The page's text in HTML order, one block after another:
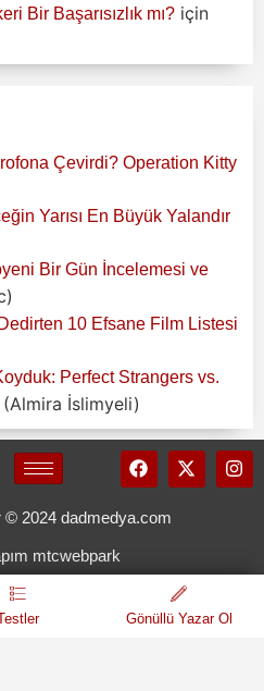
Bir Başarısızlık mı? için
Çevirdi? Operation Kitty
Yarısı En Büyük Yalandır
Bir Gün İncelemesi ve
10 Efsane Film Listesi
Perfect Strangers vs.
(Almira İslimyeli)
© 2024 dadmedya.com
mtcwebpark
Gönüllü Yazar Ol